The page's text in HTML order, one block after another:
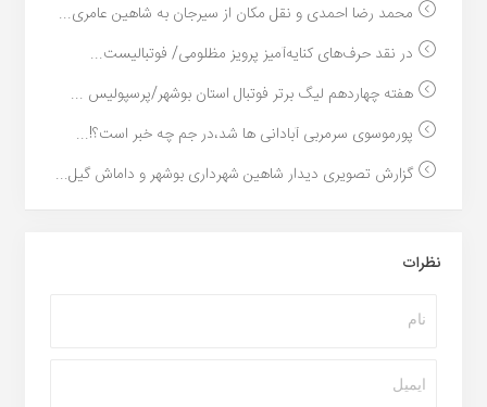
محمد رضا احمدی و نقل مکان از سیرجان به شاهین عامری...
در نقد حرف‌های کنایه‌آمیز پرویز مظلومی/ فوتبالیست‌...
هفته چهاردهم لیگ برتر فوتبال استان بوشهر/پرسپولیس ...
پورموسوی سرمربی آبادانی ها شد،در جم چه خبر است؟!...
گزارش تصویرى دیدار شاهین شهردارى بوشهر و داماش گیل...
نظرات